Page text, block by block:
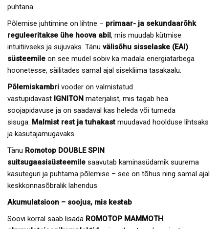
puhtana.
Põlemise juhtimine on lihtne – primaar- ja sekundaarõhk
reguleeritakse ühe hoova abil, mis muudab kütmise
intuitiivseks ja sujuvaks. Tänu välisõhu sisselaske (EAI)
süsteemile on see mudel sobiv ka madala energiatarbega
hoonetesse, säilitades samal ajal sisekliima tasakaalu.
Põlemiskambri vooder on valmistatud
vastupidavast IGNITON materjalist, mis tagab hea
soojapidavuse ja on saadaval kas heleda või tumeda
sisuga. Malmist rest ja tuhakast muudavad hoolduse lihtsaks
ja kasutajamugavaks.
Tänu Romotop DOUBLE SPIN
suitsugaasisüsteemile saavutab kaminasüdamik suurema
kasuteguri ja puhtama põlemise – see on tõhus ning samal ajal
keskkonnasõbralik lahendus.
Akumulatsioon – soojus, mis kestab
Soovi korral saab lisada ROMOTOP MAMMOTH